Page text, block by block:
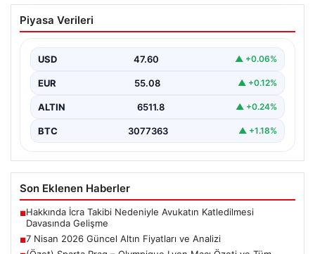
7 Nisan 2026 Güncel Altın Fiyatları ve
Analizi
bölgesel gerilimler nedeniyle dalgalı seyirler yaşamaya
devam ediyor.…
Piyasa Verileri
USD 47.60 ▲ +0.06%
EUR 55.08 ▲ +0.12%
ALTIN 6511.8 ▲ +0.24%
BTC 3077363 ▲ +1.18%
Son Eklenen Haberler
■Hakkında İcra Takibi Nedeniyle Avukatın Katledilmesi
Davasında Gelişme
■7 Nisan 2026 Güncel Altın Fiyatları ve Analizi